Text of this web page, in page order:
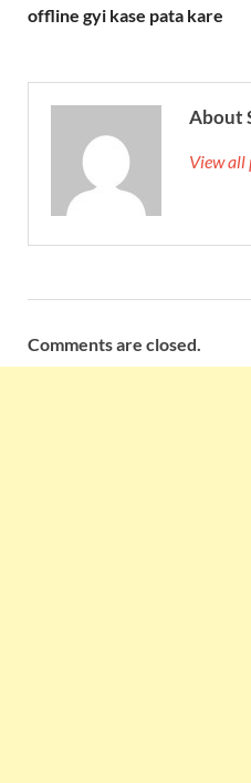
offline gyi kase pata kare
About
View all
Comments are closed.